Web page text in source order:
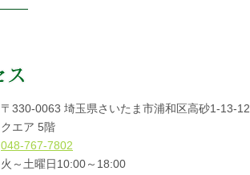
〒330-0063 埼玉県さいたま市浦和区高砂1-13-
クエア 5階
048-767-7802
火～土曜日10:00～18:00